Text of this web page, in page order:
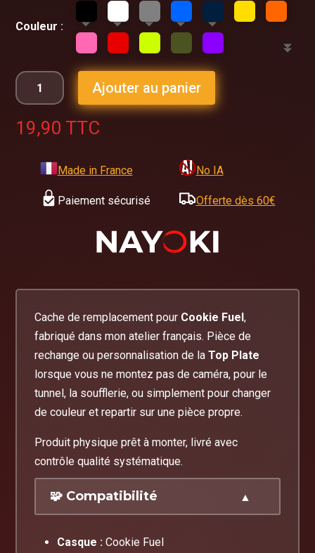
Couleur
Ajouter au panier
19,90 TTC
Made in France No IA
Paiement sécurisé Offerte dès 60€
Cache de remplacement pour Cookie Fuel,
fabriqué dans mon atelier français. Pièce de
rechange ou personnalisation de laTop Plate
lorsque vous ne montez pas de caméra, pour le
tunnel, la soufflerie, ou simplement pour changer
de couleur et repartir sur une pièce propre.
Produit physique prêt à monter, livré avec
contrôle qualité systématique.
🧩 Compatibilité
Casque : Cookie Fuel